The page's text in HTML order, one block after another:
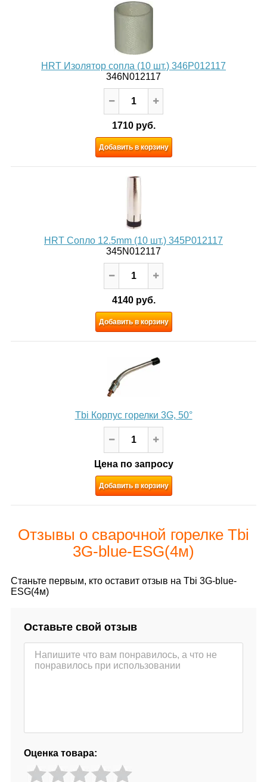
HRT Изолятор сопла (10 шт.) 346P012117
346N012117
1710 руб.
Добавить в корзину
HRT Сопло 12.5mm (10 шт.) 345P012117
345N012117
4140 руб.
Добавить в корзину
Tbi Корпус горелки 3G, 50°
Цена по запросу
Добавить в корзину
Отзывы о сварочной горелке Tbi
3G-blue-ESG(4м)
Станьте первым, кто оставит отзыв на Tbi 3G-blue-
ESG(4м)
Оставьте свой отзыв
Оценка товара: